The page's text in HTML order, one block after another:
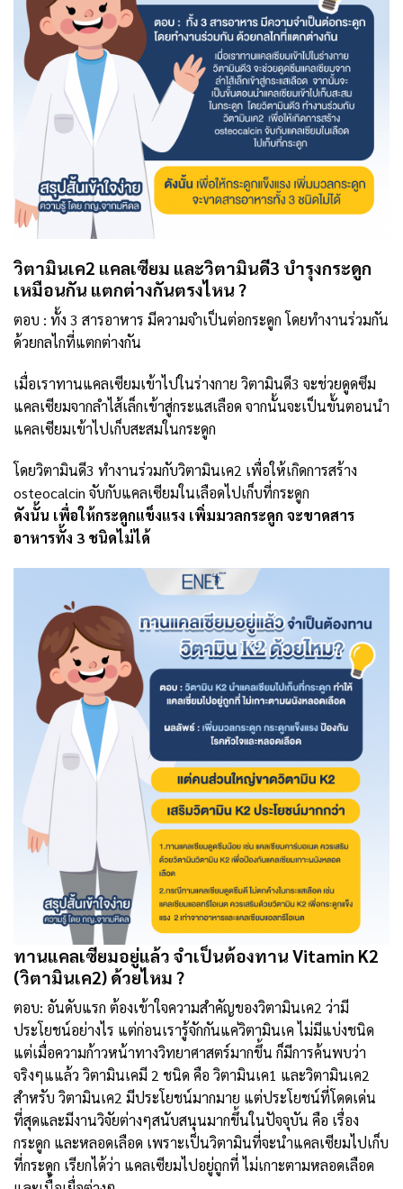
วิตามินเค2 แคลเซียม และวิตามินดี3 บำรุงกระดูก
เหมือนกัน แตกต่างกันตรงไหน ?
ตอบ : ทั้ง 3 สารอาหาร มีความจำเป็นต่อกระดูก โดยทำงานร่วมกัน
ด้วยกลไกที่แตกต่างกัน
เมื่อเราทานแคลเซียมเข้าไปในร่างกาย วิตามินดี3 จะช่วยดูดซึม
แคลเซียมจากลำไส้เล็กเข้าสู่กระแสเลือด จากนั้นจะเป็นขั้นตอนนำ
แคลเซียมเข้าไปเก็บสะสมในกระดูก
โดยวิตามินดี3 ทำงานร่วมกับวิตามินเค2 เพื่อให้เกิดการสร้าง
osteocalcin จับกับแคลเซียมในเลือดไปเก็บที่กระดูก
ดังนั้น เพื่อให้กระดูกแข็งแรง เพิ่มมวลกระดูก จะขาดสาร
อาหารทั้ง 3 ชนิดไม่ได้
ทานแคลเซียมอยู่แล้ว จำเป็นต้องทาน Vitamin K2
(วิตามินเค2) ด้วยไหม ?
ตอบ: อันดับแรก ต้องเข้าใจความสำคัญของวิตามินเค2 ว่ามี
ประโยชน์อย่างไร แต่ก่อนเรารู้จักกันแค่วิตามินเค ไม่มีแบ่งชนิด
แต่เมื่อความก้าวหน้าทางวิทยาศาสตร์มากขึ้น ก็มีการค้นพบว่า
จริงๆแแล้ว วิตามินเคมี 2 ชนิด คือ วิตามินเค1 และวิตามินเค2
สำหรับ วิตามินเค2 มีประโยชน์มากมาย แต่ประโยชน์ที่โดดเด่น
ที่สุดและมีงานวิจัยต่างๆสนับสนุนมากขึ้นในปัจจุบัน คือ เรื่อง
กระดูก และหลอดเลือด เพราะเป็นวิตามินที่จะนำแคลเซียมไปเก็บ
ที่กระดูก เรียกได้ว่า แคลเซียมไปอยู่ถูกที่ ไม่เกาะตามหลอดเลือด